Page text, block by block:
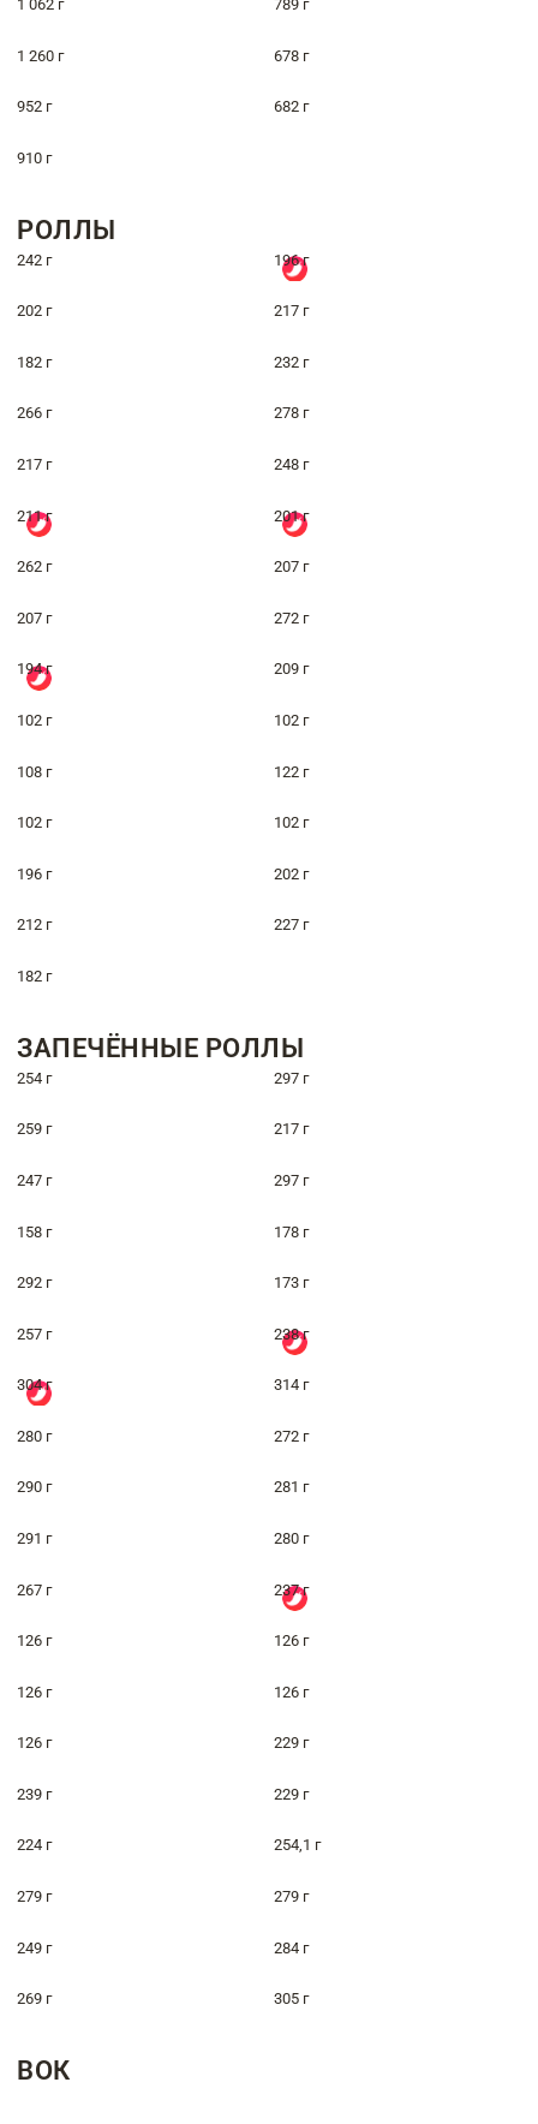
1 062 г 789 г
1 260 г 678 г
952 г 682 г
910 г
РОЛЛЫ
242 г 196 г
202 г 217 г
182 г 232 г
266 г 278 г
217 г 248 г
211 г 201 г
262 г 207 г
207 г 272 г
194 г 209 г
102 г 102 г
108 г 122 г
102 г 102 г
196 г 202 г
212 г 227 г
182 г
ЗАПЕЧЁННЫЕ РОЛЛЫ
254 г 297 г
259 г 217 г
247 г 297 г
158 г 178 г
292 г 173 г
257 г 238 г
304 г 314 г
280 г 272 г
290 г 281 г
291 г 280 г
267 г 237 г
126 г 126 г
126 г 126 г
126 г 229 г
239 г 229 г
224 г 254,1 г
279 г 279 г
249 г 284 г
269 г 305 г
ВОК